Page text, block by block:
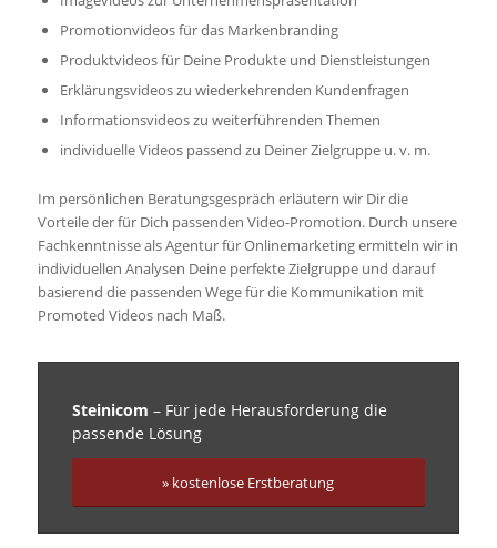
Promotionvideos für das Markenbranding
Produktvideos für Deine Produkte und Dienstleistungen
Erklärungsvideos zu wiederkehrenden Kundenfragen
Informationsvideos zu weiterführenden Themen
individuelle Videos passend zu Deiner Zielgruppe u. v. m.
Im persönlichen Beratungsgespräch erläutern wir Dir die
Vorteile der für Dich passenden Video-Promotion. Durch unsere
Fachkenntnisse als Agentur für Onlinemarketing ermitteln wir in
individuellen Analysen Deine perfekte Zielgruppe und darauf
basierend die passenden Wege für die Kommunikation mit
Promoted Videos nach Maß.
Steinicom – Für jede Herausforderung die
passende Lösung
» kostenlose Erstberatung